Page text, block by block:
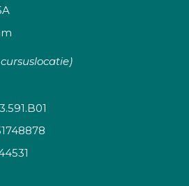
cursuslocatie)